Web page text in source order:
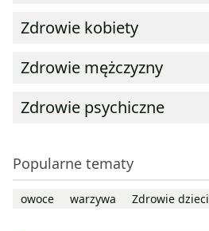
Zdrowie kobiety
Zdrowie mężczyzny
Zdrowie psychiczne
Popularne tematy
owoce warzywa Zdrowie dzieci